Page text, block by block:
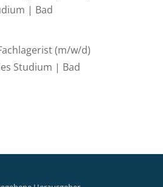
| Bad
(m/w/d)
Studium | Bad